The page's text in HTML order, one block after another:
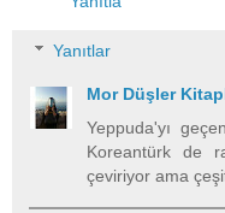
Yanıtlar
Mor Düşler
Yeppuda'yı
Koreantürk de
çeviriyor ama